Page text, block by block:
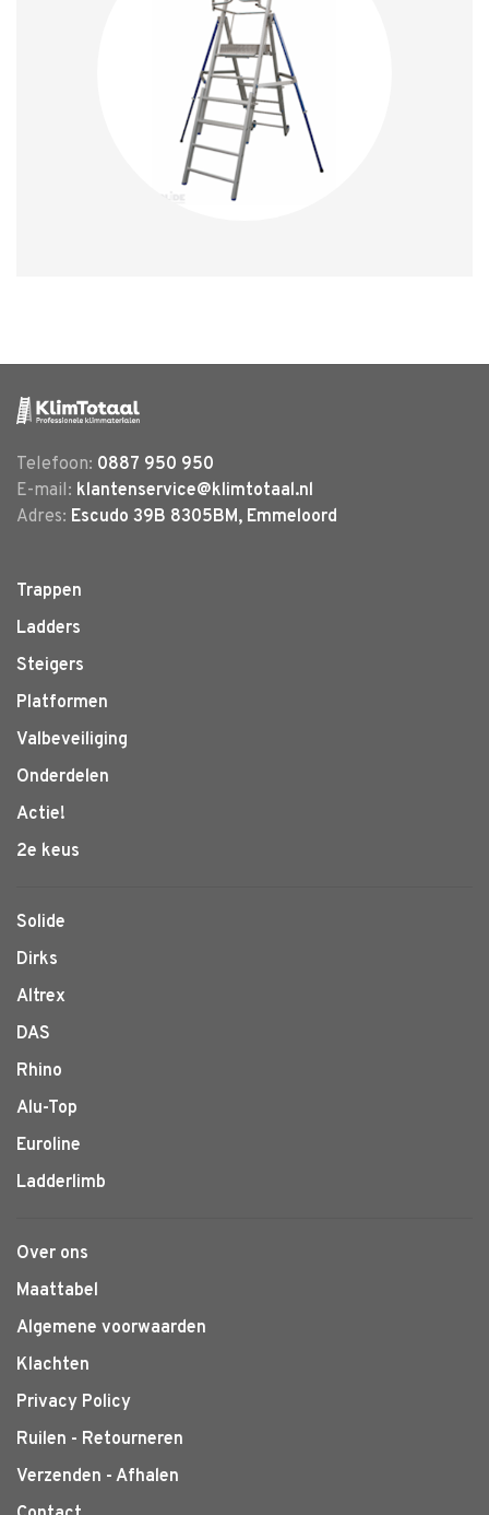
Telefoon: 0887 950 950
E-mail: klantenservice@klimtotaal.nl
Adres: Escudo 39B 8305BM, Emmeloord
Trappen
Ladders
Steigers
Platformen
Valbeveiliging
Onderdelen
Actie!
2e keus
Solide
Dirks
Altrex
DAS
Rhino
Alu-Top
Euroline
Ladderlimb
Over ons
Maattabel
Algemene voorwaarden
Klachten
Privacy Policy
Ruilen - Retourneren
Verzenden - Afhalen